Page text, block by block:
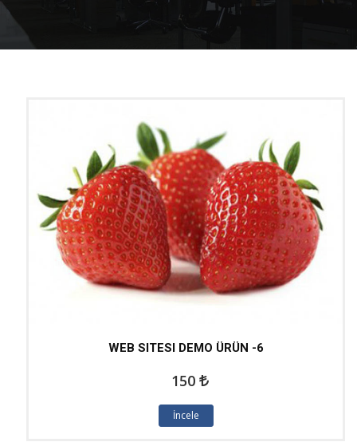
WEB SITESI DEMO ÜRÜN -6
150
İncele